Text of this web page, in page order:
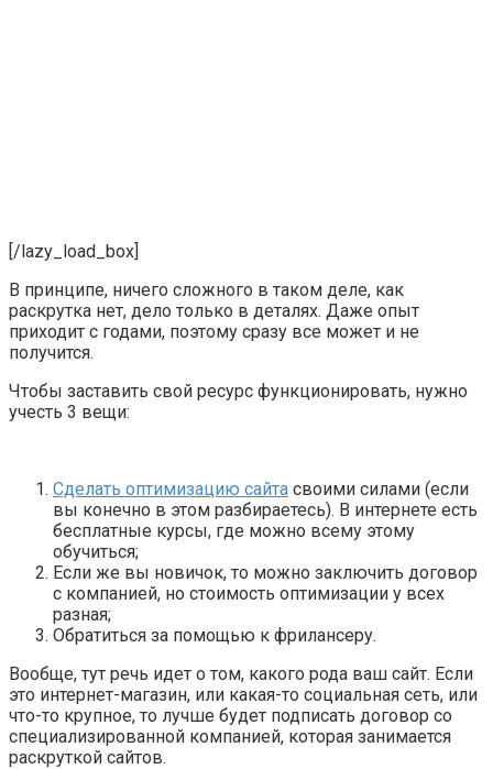
[/lazy_load_box]
В принципе, ничего сложного в таком деле, как
раскрутка нет, дело только в деталях. Даже опыт
приходит с годами, поэтому сразу все может и не
получится.
Чтобы заставить свой ресурс функционировать, нужно
учесть 3 вещи:
Сделать оптимизацию сайта своими силами (если
вы конечно в этом разбираетесь). В интернете есть
бесплатные курсы, где можно всему этому
обучиться;
Если же вы новичок, то можно заключить договор
с компанией, но стоимость оптимизации у всех
разная;
Обратиться за помощью к фрилансеру.
Вообще, тут речь идет о том, какого рода ваш сайт. Если
это интернет-магазин, или какая-то социальная сеть, или
что-то крупное, то лучше будет подписать договор со
специализированной компанией, которая занимается
раскруткой сайтов.